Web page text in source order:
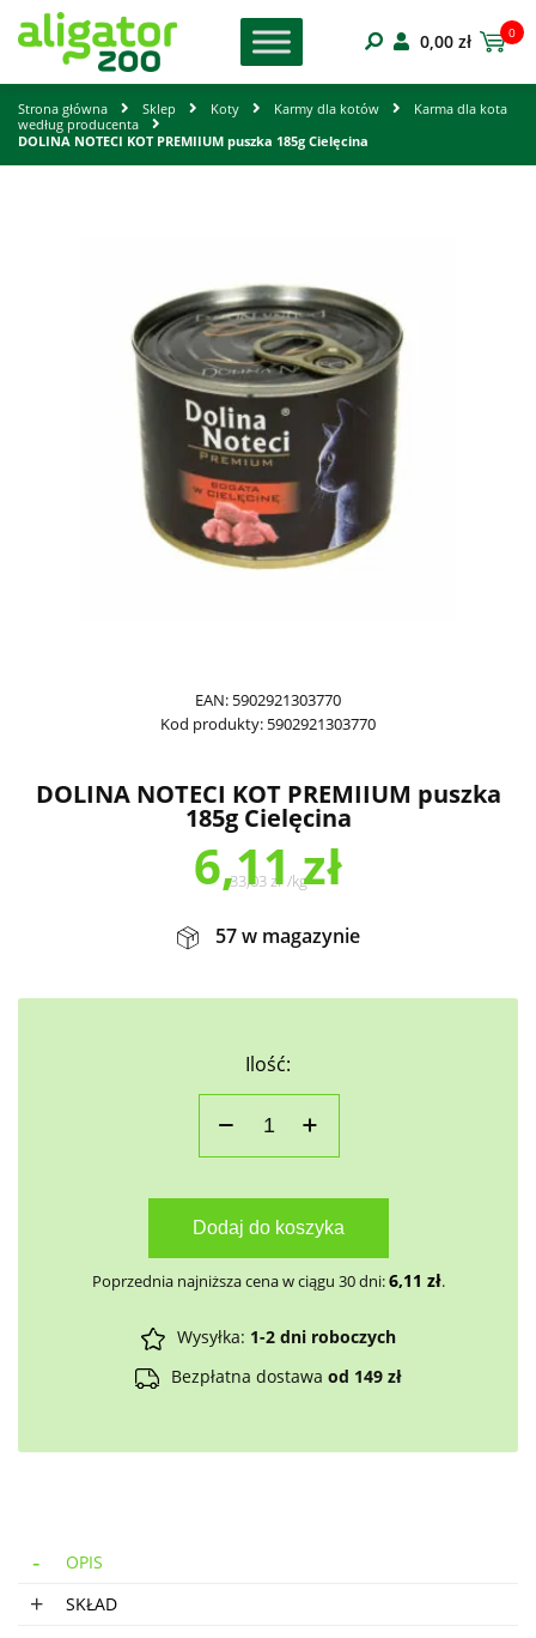
0,00 zł 0
Strona główna Sklep Koty Karmy dla kotów
Karma dla kota
według producenta
DOLINA NOTECI KOT PREMIIUM puszka 185g Cielęcina
EAN: 5902921303770
Kod produkty: 5902921303770
DOLINA NOTECI KOT PREMIIUM puszka
185g Cielęcina
6,11zł
33,03zł /kg
57 w magazynie
Ilość:
Dodaj do koszyka
Poprzednia najniższa cena w ciągu 30 dni:6,11 zł.
Wysyłka: 1-2 dni roboczych
Bezpłatna dostawa od 149 zł
OPIS
SKŁAD